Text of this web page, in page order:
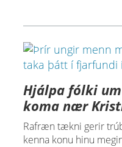
Hjálpa fólki
koma nær
Rafræn tækni gerir
kenna konu hinu